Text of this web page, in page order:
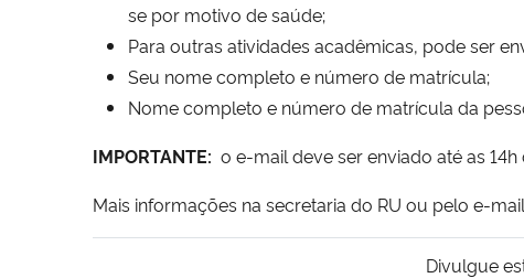
se por motivo de saúde;
Para outras atividades acadêmicas, pode ser
Seu nome completo e número de matrícula;
Nome completo e número de matrícula da
IMPORTANTE: o e-mail deve ser enviado até as
Mais informações na secretaria do RU ou pelo e-
Divulgue